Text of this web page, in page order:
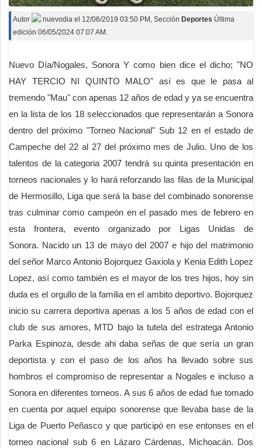
Autor nuevodia el 12/06/2019 03:50 PM , Sección Deportes Última
edición 06/05/2024 07:07 AM.
Nuevo Día/Nogales, Sonora Y como bien dice el dicho; "NO
HAY TERCIO NI QUINTO MALO" así es que le pasa al
tremendo "Mau" con apenas 12 años de edad y ya se encuentra
en la lista de los 18 seleccionados que representarán a Sonora
dentro del próximo "Torneo Nacional" Sub 12 en el estado de
Campeche del 22 al 27 del próximo mes de Julio. Uno de los
talentos de la categoria 2007 tendrá su quinta presentación en
torneos nacionales y lo hará reforzando las filas de la Municipal
de Hermosillo, Liga que será la base del combinado sonorense
tras culminar como campeón en el pasado mes de febrero en
esta frontera, evento organizado por Ligas Unidas de
Sonora. Nacido un 13 de mayo del 2007 e hijo del matrimonio
del señor Marco Antonio Bojorquez Gaxiola y Kenia Edith Lopez
Lopez, así como también es el mayor de los tres hijos, hoy sin
duda es el orgullo de la familia en el ambito deportivo. Bojorquez
inicio su carrera deportiva apenas a los 5 años de edad con el
club de sus amores, MTD bajo la tutela del estratega Antonio
Parka Espinoza, desde ahi daba señas de que sería un gran
deportista y con el paso de los años ha llevado sobre sus
hombros el compromiso de representar a Nogales e incluso a
Sonora en diferentes torneos. A sus 6 años de edad fue tomado
en cuenta por aquel equipo sonorense que llevaba base de la
Liga de Puerto Peñasco y que participó en ese entonses en el
torneo nacional sub 6 en Lázaro Cárdenas, Michoacán. Dos